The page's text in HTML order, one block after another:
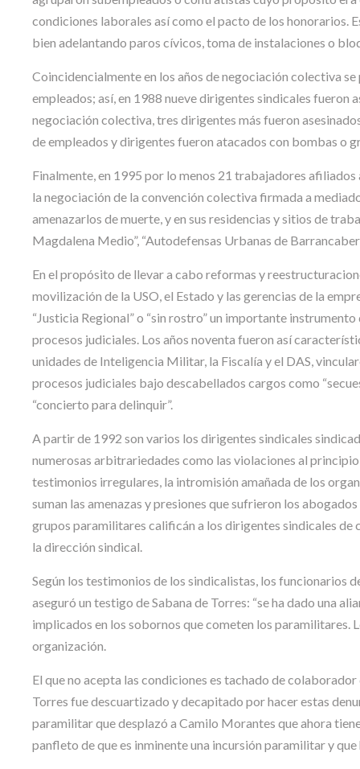
condiciones laborales así como el pacto de los honorarios.
bien adelantando paros cívicos, toma de instalaciones o
Coincidencialmente en los años de negociación colectiva
empleados; así, en 1988 nueve dirigentes sindicales fueron
negociación colectiva, tres dirigentes más fueron
de empleados y dirigentes fueron atacados con bombas o
Finalmente, en 1995 por lo menos 21 trabajadores
la negociación de la convención colectiva firmada a
amenazarlos de muerte, y en sus residencias y sitios de
Magdalena Medio”, “Autodefensas Urbanas de
En el propósito de llevar a cabo reformas y
movilización de la USO, el Estado y las gerencias de la
“Justicia Regional” o “sin rostro” un importante
procesos judiciales. Los años noventa fueron así
unidades de Inteligencia Militar, la Fiscalía y el DAS,
procesos judiciales bajo descabellados cargos como
“concierto para delinquir”.
A partir de 1992 son varios los dirigentes sindicales
numerosas arbitrariedades como las violaciones al
testimonios irregulares, la intromisión amañada de los
suman las amenazas y presiones que sufrieron los
grupos paramilitares calificán a los dirigentes sindicales
la dirección sindical.
Según los testimonios de los sindicalistas, los funcionarios
aseguró un testigo de Sabana de Torres: “se ha dado una
implicados en los sobornos que cometen los paramilitares.
organización.
El que no acepta las condiciones es tachado de
Torres fue descuartizado y decapitado por hacer estas
paramilitar que desplazó a Camilo Morantes que ahora
panfleto de que es inminente una incursión paramilitar y